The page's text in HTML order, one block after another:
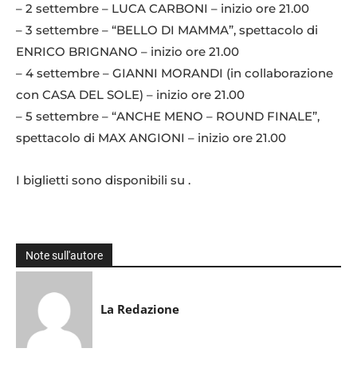
– 2 settembre – LUCA CARBONI – inizio ore 21.00
– 3 settembre – “BELLO DI MAMMA”, spettacolo di
ENRICO BRIGNANO – inizio ore 21.00
– 4 settembre – GIANNI MORANDI (in collaborazione
con CASA DEL SOLE) – inizio ore 21.00
– 5 settembre – “ANCHE MENO – ROUND FINALE”,
spettacolo di MAX ANGIONI – inizio ore 21.00
I biglietti sono disponibili su .
Note sull'autore
La Redazione